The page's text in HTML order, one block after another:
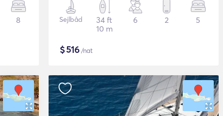
8 Sejlbåd
34 ft
10 m
6 2 5
$516/nat